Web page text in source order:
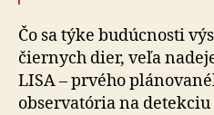
Čo sa týke budúcnosti
čiernych dier, veľa
LISA – prvého
observatória na